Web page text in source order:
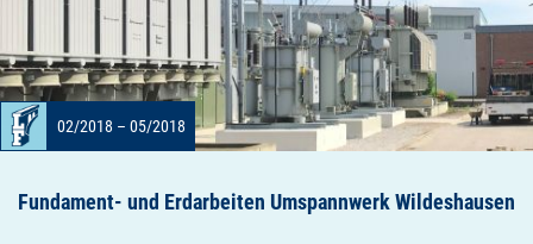
02/2018 – 05/2018
Fundament- und Erdarbeiten Umspannwerk Wildeshausen